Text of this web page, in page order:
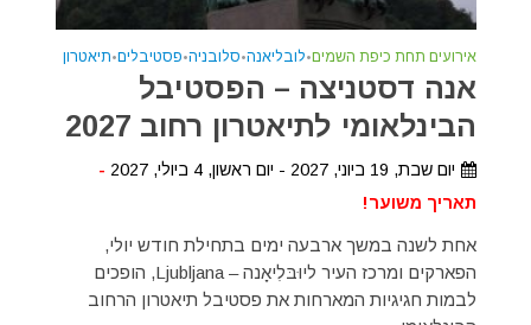
אירועים תחת כיפת השמים•לובליאנה•סלובניה•פסטיבלים•תיאטרון
אנה דסטניצה – הפסטיבל
הבינלאומי לתיאטרון רחוב 2027
יום שבת, 19 ביוני, 2027 - יום ראשון, 4 ביולי, 2027
-
תאריך משוער!
אחת לשנה במשך ארבעה ימים בתחילת חודש יולי,
הפארקים ומרכז העיר ליוּבּלִיאָנה – Ljubljana, הופכים
לבמות חגיגיות המארחות את פסטיבל תיאטרון הרחוב